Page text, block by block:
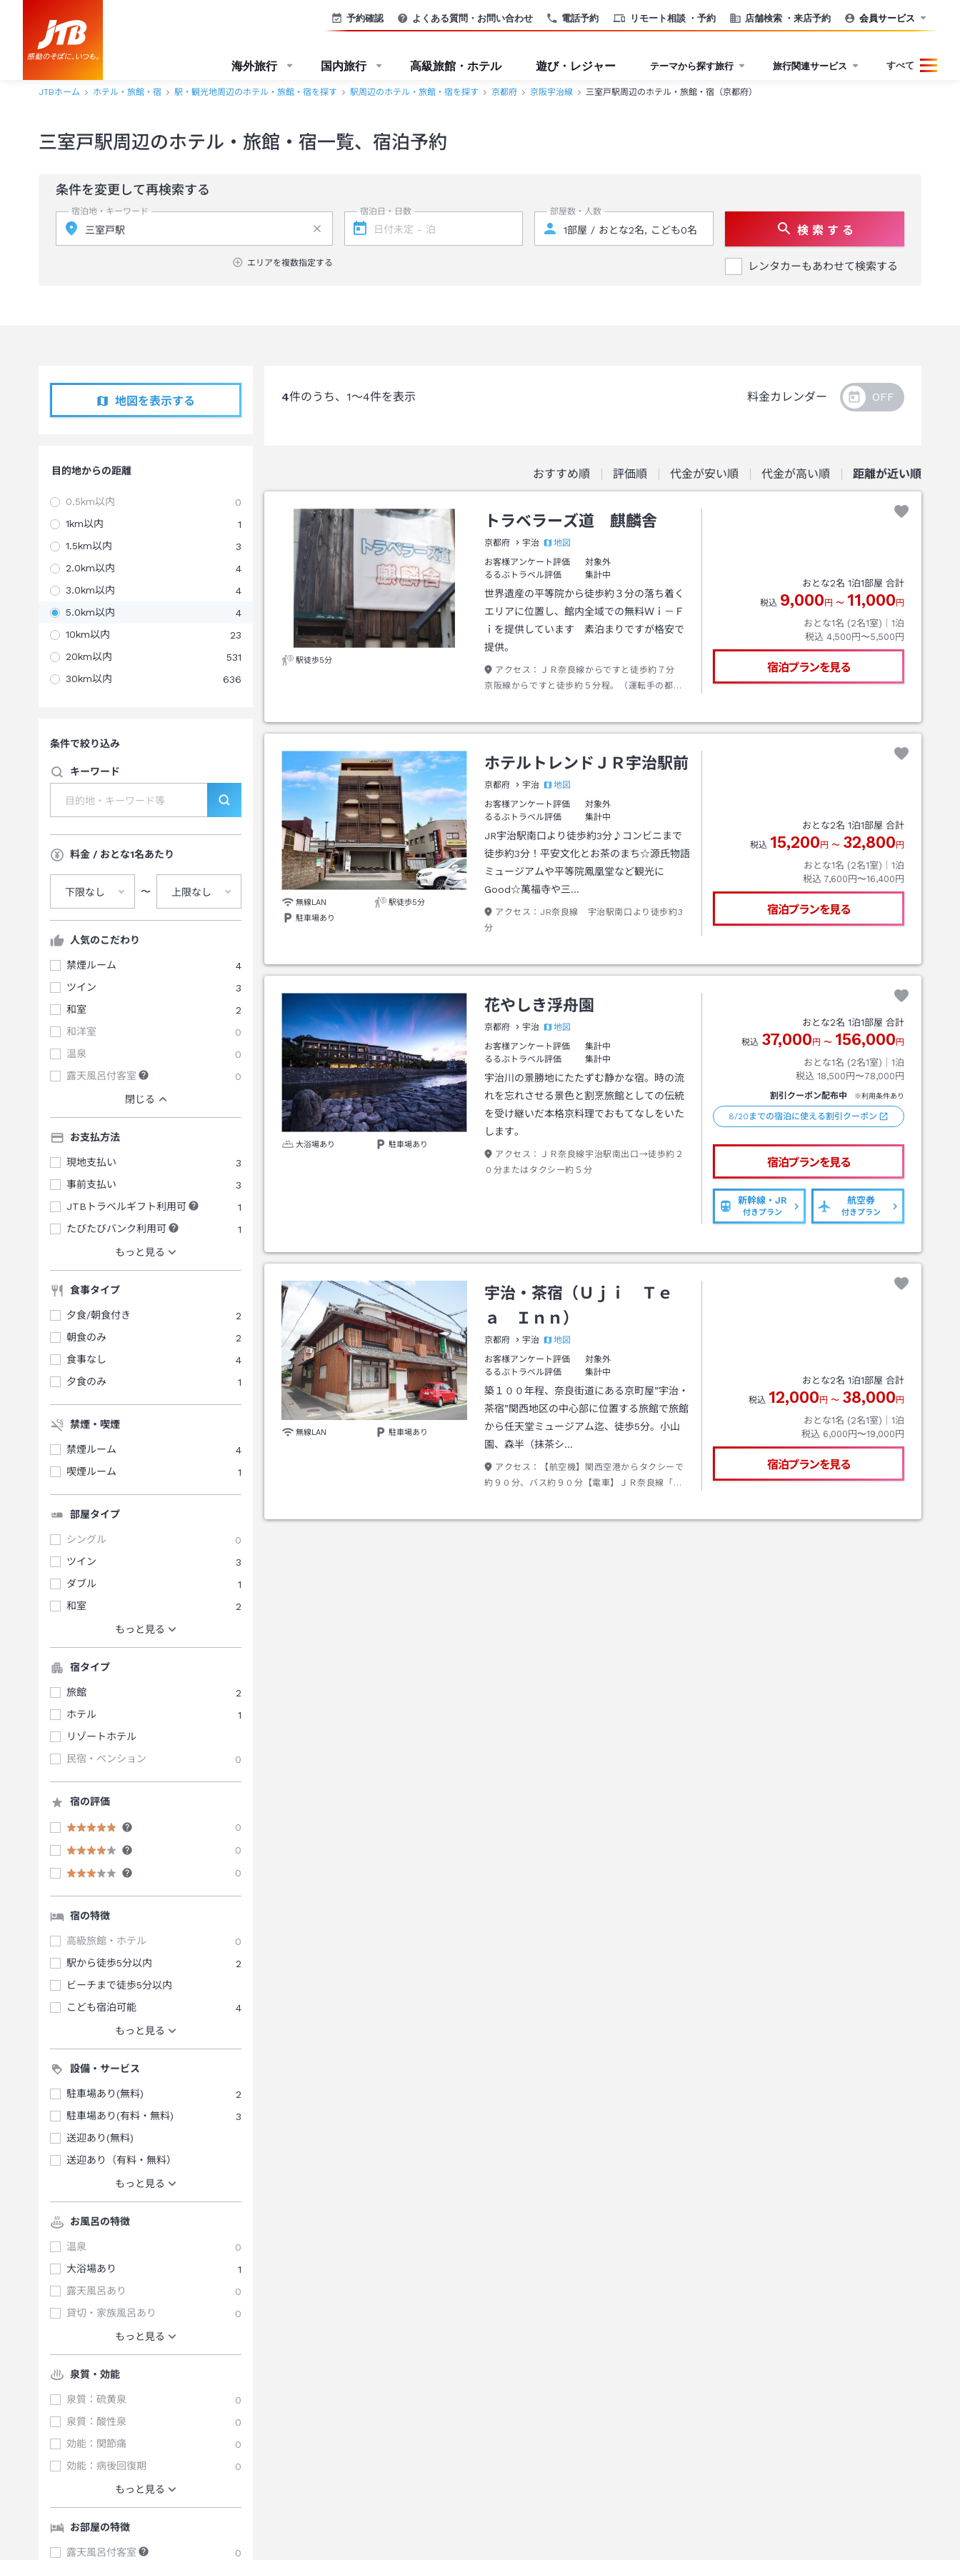
電話予約 リモート相談 ・予約 店舗検索 ・来店予約
予約確認 よくある質問・お問い合わせ 会員サービス
海外旅行 国内旅行 高級旅館・ホテル 遊び・レジャー テーマから探す旅行 旅行関連サービス すべて
JTBホーム ホテル・旅館・宿 駅・観光地周辺のホテル・旅館・宿を探す 駅周辺のホテル・旅館・宿を探す 京都府 京阪宇治線 三室戸駅周辺のホテル・旅館・宿（京都府）
三室戸駅周辺のホテル・旅館・宿一覧、宿泊予約
条件を変更して再検索する
宿泊地・キーワード
エリアを複数指定する
宿泊日・日数 部屋数・人数
検 索 す る
レンタカーもあわせて検索する
地図を表示する
目的地からの距離
0.5km以内
0
1km以内
1
1.5km以内
3
2.0km以内
4
3.0km以内
4
5.0km以内
4
10km以内
23
20km以内
531
30km以内
636
条件で絞り込み
キーワード
料金 / おとな1名あたり
下限なし 〜 上限なし
人気のこだわり
禁煙ルーム
4
ツイン
3
和室
2
和洋室
0
温泉
0
露天風呂付客室
0
閉じる
お支払方法
現地支払い
3
事前支払い
3
JTBトラベルギフト利用可
1
たびたびバンク利用可
1
もっと見る
食事タイプ
夕食/朝食付き
2
朝食のみ
2
食事なし
4
夕食のみ
1
禁煙・喫煙
禁煙ルーム
4
喫煙ルーム
1
部屋タイプ
シングル
0
ツイン
3
ダブル
1
和室
2
もっと見る
宿タイプ
旅館
2
ホテル
1
リゾートホテル
民宿・ペンション
0
宿の評価
0
0
0
宿の特徴
高級旅館・ホテル
0
駅から徒歩5分以内
2
ビーチまで徒歩5分以内
こども宿泊可能
4
もっと見る
設備・サービス
駐車場あり(無料)
2
駐車場あり(有料・無料)
3
送迎あり(無料)
送迎あり（有料・無料）
もっと見る
お風呂の特徴
温泉
0
大浴場あり
1
露天風呂あり
0
貸切・家族風呂あり
0
もっと見る
泉質・効能
泉質：硫黄泉
0
泉質：酸性泉
0
効能：関節痛
0
効能：病後回復期
0
もっと見る
お部屋の特徴
露天風呂付客室 0
4件のうち、 1～4件を表示 料金カレンダー
おすすめ順 評価順 代金が安い順 代金が高い順 距離が近い順
駅徒歩5分
トラベラーズ道 麒麟舎
京都府 宇治
地図
お客様アンケート評価
対象外
るるぶトラベル評価
集計中
世界遺産の平等院から徒歩約３分の落ち着く
エリアに位置し、館内全域での無料Ｗｉ－Ｆ
ｉを提供しています 素泊まりですが格安で
提供。
アクセス：
ＪＲ奈良線からですと徒歩約７分
京阪線からですと徒歩約５分程。（運転手の都合
おとな2名 1泊1部屋 合計
税込 9,000 円 〜 11,000 円
おとな1名 (2名1室)｜ 1泊
税込 4,500円〜5,500円
宿泊プランを見る
無線LAN
駅徒歩5分
駐車場あり
ホテルトレンドＪＲ宇治駅前
京都府 宇治
地図
お客様アンケート評価
対象外
るるぶトラベル評価
集計中
JR宇治駅南口より徒歩約3分♪コンビニまで
徒歩約3分！平安文化とお茶のまち☆源氏物語
ミュージアムや平等院鳳凰堂など観光に
Good☆萬福寺や三…
アクセス： JR奈良線 宇治駅南口より徒歩約3
分
おとな2名 1泊1部屋 合計
税込 15,200 円 〜 32,800 円
おとな1名 (2名1室)｜ 1泊
税込 7,600円〜16,400円
宿泊プランを見る
大浴場あり 駐車場あり
花やしき浮舟園
京都府 宇治
地図
お客様アンケート評価
集計中
るるぶトラベル評価
集計中
宇治川の景勝地にたたずむ静かな宿。時の流
れを忘れさせる景色と割烹旅館としての伝統
を受け継いだ本格京料理でおもてなしをいた
します。
アクセス：
ＪＲ奈良線宇治駅南出口→徒歩約２
０分またはタクシー約５分
おとな2名 1泊1部屋 合計
税込 37,000 円 〜 156,000 円
おとな1名 (2名1室)｜ 1泊
税込 18,500円〜78,000円
割引クーポン配布中 ※利用条件あり
8/20までの宿泊に使える割引クーポン
宿泊プランを見る
新幹線・JR
付きプラン
航空券
付きプラン
無線LAN 駐車場あり
宇治・茶宿（Ｕｊｉ Ｔｅ
ａ Ｉｎｎ）
京都府 宇治
地図
お客様アンケート評価
対象外
るるぶトラベル評価
集計中
築１００年程、奈良街道にある京町屋”宇治・
茶宿”関西地区の中心部に位置する旅館で旅館
から任天堂ミュージアム迄、徒歩5分。小山
園、森半（抹茶シ…
アクセス：
【航空機】関西空港からタクシーで
約９０分、バス約９０分【電車】ＪＲ奈良線「小
おとな2名 1泊1部屋 合計
税込 12,000 円 〜 38,000 円
おとな1名 (2名1室)｜ 1泊
税込 6,000円〜19,000円
宿泊プランを見る